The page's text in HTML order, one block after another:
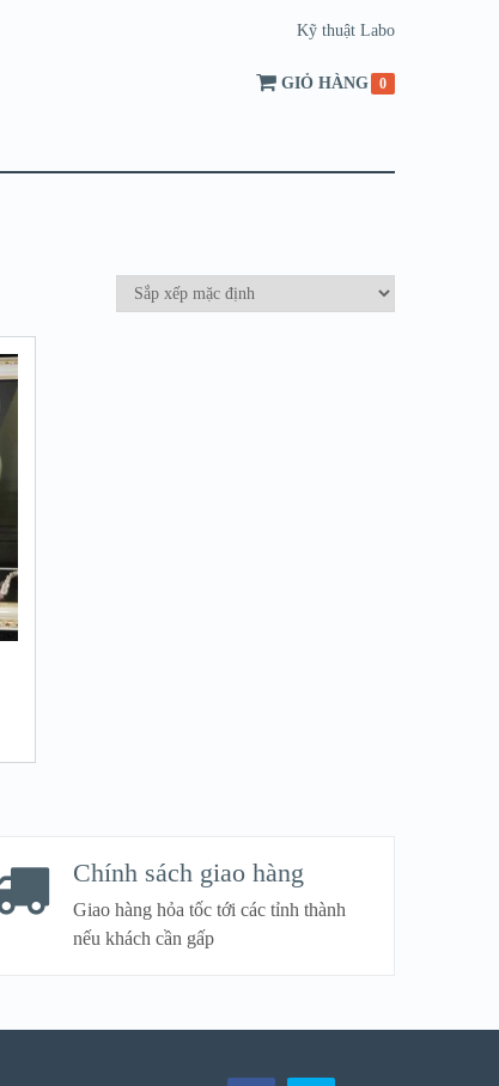
Kỹ thuật Labo
GIỎ HÀNG 0
Chính sách giao hàng
Giao hàng hỏa tốc tới các tỉnh thành
nếu khách cần gấp